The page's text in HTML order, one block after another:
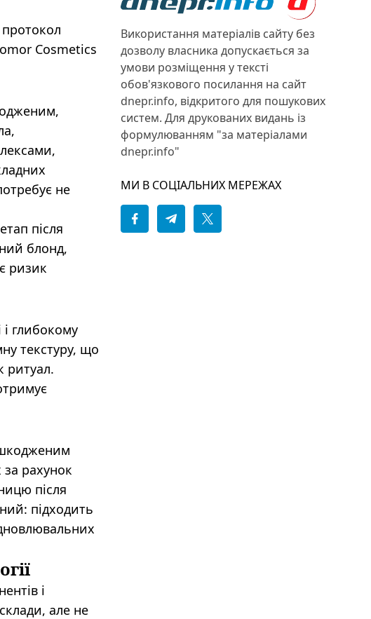
Cosmetics
не
після
блонд,
ризик
і глибокому
текстуру, що
ритуал.
рахунок
після
підходить
і
але не
Використання матеріалів сайту без
дозволу власника допускається за
умови розміщення у тексті
обов'язкового посилання на сайт
dnepr.info, відкритого для пошукових
систем. Для друкованих видань із
формулюванням "за матеріалами
dnepr.info"
МИ В СОЦІАЛЬНИХ МЕРЕЖАХ